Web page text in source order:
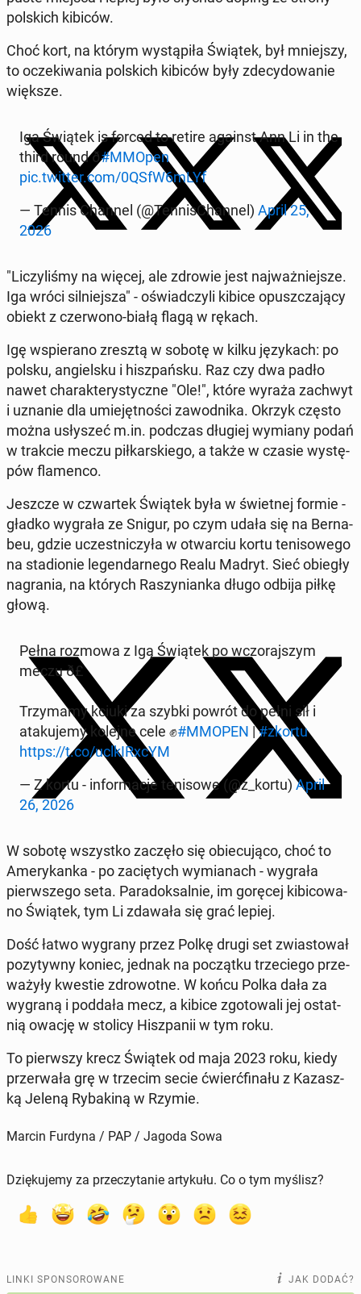
pol­skich kibiców.
Choć kort, na którym wy­stą­pi­ła Świątek, był mniej­szy,
to ocze­ki­wa­nia pol­skich kibiców były zde­cy­do­wa­nie
większe.
Iga Świątek is forced to retire against Ann Li in the
third round ð#MMOpen
pic.twitter.com/0QSfW6mLYf
— Tennis Channel (@Ten­ni­sChan­nel) April 25,
2026
"Li­czy­li­śmy na więcej, ale zdrowie jest naj­waż­niej­sze.
Iga wróci sil­niej­sza" - oświad­czy­li kibice opusz­cza­ją­cy
obiekt z czer­wo­no-białą flagą w rękach.
Igę wspie­ra­no zresztą w sobotę w kilku ję­zy­kach: po
polsku, an­giel­sku i hisz­pań­sku. Raz czy dwa padło
nawet cha­rak­te­ry­stycz­ne "Ole!", które wyraża zachwyt
i uznanie dla umie­jęt­no­ści za­wod­ni­ka. Okrzyk często
można usły­szeć m.in. podczas długiej wymiany podań
w trakcie meczu pił­kar­skie­go, a także w czasie wy­stę­
pów fla­men­co.
Jeszcze w czwar­tek Świątek była w świet­nej formie -
gładko wygrała ze Snigur, po czym udała się na Ber­na­
beu, gdzie uczest­ni­czy­ła w otwar­ciu kortu te­ni­so­we­go
na sta­dio­nie le­gen­dar­ne­go Realu Madryt. Sieć obiegły
na­gra­nia, na których Ra­szy­nian­ka długo odbija piłkę
głową.
Pełna rozmowa z Igą Świątek po wczo­raj­szym
meczu ð£️
Trzy­ma­my kciuki za szybki powrót do pełni sił i
ata­ku­je­my kolejne cele ✊#MMOPEN |#zkortu
https://t.co/ucl­kI­RxcYM
— Z kortu - in­for­ma­cje te­ni­so­we (@z_kortu)April
26, 2026
W sobotę wszyst­ko zaczęło się obie­cu­ją­co, choć to
Ame­ry­kan­ka - po za­cię­tych wy­mia­nach - wygrała
pierw­sze­go seta. Pa­ra­dok­sal­nie, im goręcej ki­bi­co­wa­
no Świątek, tym Li zdawała się grać lepiej.
Dość łatwo wygrany przez Polkę drugi set zwia­sto­wał
po­zy­tyw­ny koniec, jednak na po­cząt­ku trze­cie­go prze­
wa­ży­ły kwestie zdro­wot­ne. W końcu Polka dała za
wygraną i poddała mecz, a kibice zgo­to­wa­li jej ostat­
nią owację w stolicy Hisz­pa­nii w tym roku.
To pierw­szy krecz Świątek od maja 2023 roku, kiedy
prze­rwa­ła grę w trzecim secie ćwierć­fi­na­łu z Ka­zasz­
ką Jeleną Ry­ba­ki­ną w Rzymie.
Marcin Furdyna / PAP / Jagoda Sowa
Dziękujemy za przeczytanie artykułu. Co o tym myślisz?
LINKI SPONSOROWANE JAK DODAĆ?